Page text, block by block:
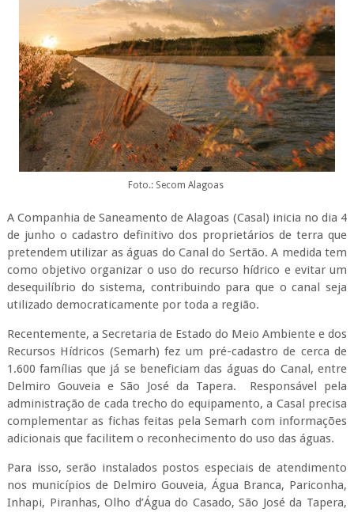
Foto.: Secom Alagoas
A Companhia de Saneamento de Alagoas (Casal) inicia no dia 4
de junho o cadastro definitivo dos proprietários de terra que
pretendem utilizar as águas do Canal do Sertão. A medida tem
como objetivo organizar o uso do recurso hídrico e evitar um
desequilíbrio do sistema, contribuindo para que o canal seja
utilizado democraticamente por toda a região.
Recentemente, a Secretaria de Estado do Meio Ambiente e dos
Recursos Hídricos (Semarh) fez um pré-cadastro de cerca de
1.600 famílias que já se beneficiam das águas do Canal, entre
Delmiro Gouveia e São José da Tapera. Responsável pela
administração de cada trecho do equipamento, a Casal precisa
complementar as fichas feitas pela Semarh com informações
adicionais que facilitem o reconhecimento do uso das águas.
Para isso, serão instalados postos especiais de atendimento
nos municípios de Delmiro Gouveia, Água Branca, Pariconha,
Inhapi, Piranhas, Olho d’Água do Casado, São José da Tapera,